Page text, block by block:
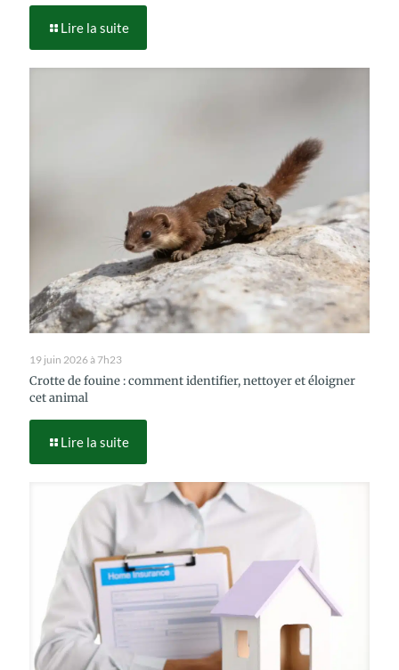
Lire la suite
19 juin 2026 à 7h23
Crotte de fouine : comment identifier, nettoyer et éloigner
cet animal
Lire la suite